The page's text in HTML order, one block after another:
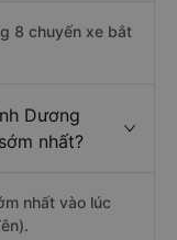
8 chuyến xe bắt
Dương
nhất?
nhất vào lúc